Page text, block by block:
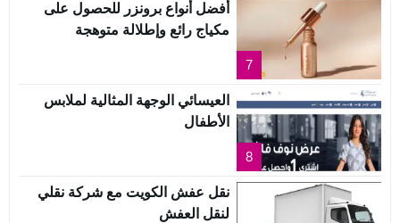
7
أفضل أنواع برونزر للحصول على
مكياج رائع وإطلالة متوهجة
8
العيسائي الوجهة المثالية لملابس
الأطفال
نقل عفش الكويت مع شركة نقلي
لنقل العفش